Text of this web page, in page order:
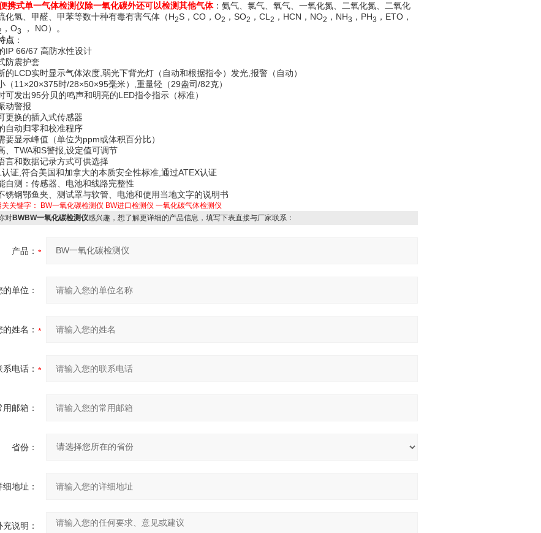
携式单一气体检测仪除一氧化碳外还可以检测其他气体：氨气、氯气、氧气、一氧化氮、二氧化氮、二氧化
化氢、甲醛、甲苯等数十种有毒有害气体（H2S ， CO ， O2 ， SO2 ， CL 2 ， HCN ， NO2 ， NH3 ， PH3 ， ETO ，
， O3 ， NO）。
点 ：
IP 66/67 高防水性设计
防震护套
的LCD实时显示气体浓度,弱光下背光灯（自动和根据指令）发光,报警（自动）
（11×20×375时/28×50×95毫米）,重量轻（29盎司/82克）
可发出95分贝的鸣声和明亮的LED指令指示（标准）
动警报
更换的插入式传感器
自动归零和校准程序
要显示峰值（单位为ppm或体积百分比）
、TWA和S警报,设定值可调节
言和数据记录方式可供选择
证,符合美国和加拿大的本质安全性标准,通过ATEX认证
自测：传感器、电池和线路完整性
锈钢鄂鱼夹、测试罩与软管、电池和使用当地文字的说明书
关键字： BW一氧化碳检测仪 BW进口检测仪 一氧化碳气体检测仪
对BWBW一氧化碳检测仪感兴趣，想了解更详细的产品信息，填写下表直接与厂家联系：
产品：
的单位：
的姓名：
系电话：
用邮箱：
省份：
细地址：
充说明：